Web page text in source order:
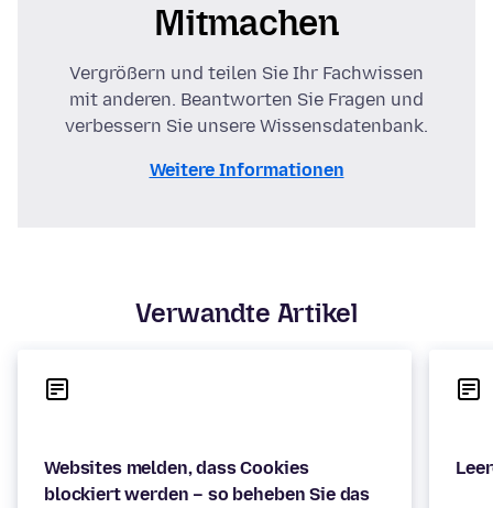
Mitmachen
Vergrößern und teilen Sie Ihr Fachwissen
mit anderen. Beantworten Sie Fragen und
verbessern Sie unsere Wissensdatenbank.
Weitere Informationen
Verwandte Artikel
Websites melden, dass Cookies
blockiert werden – so beheben Sie das